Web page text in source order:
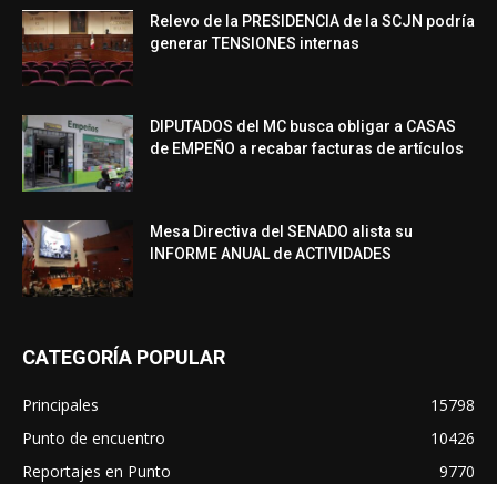
Relevo de la PRESIDENCIA de la SCJN podría
generar TENSIONES internas
DIPUTADOS del MC busca obligar a CASAS
de EMPEÑO a recabar facturas de artículos
Mesa Directiva del SENADO alista su
INFORME ANUAL de ACTIVIDADES
CATEGORÍA POPULAR
Principales
15798
Punto de encuentro
10426
Reportajes en Punto
9770